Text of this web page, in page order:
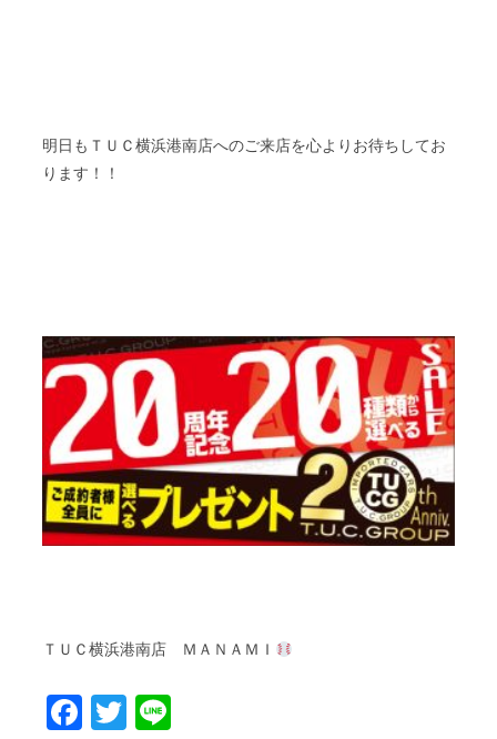
明日も ＴＵＣ横浜港南店へのご来店を心よりお待ちしてお
ります！！
ＴＵＣ横浜港南店 ＭＡＮＡＭＩ
Facebook
Twitter